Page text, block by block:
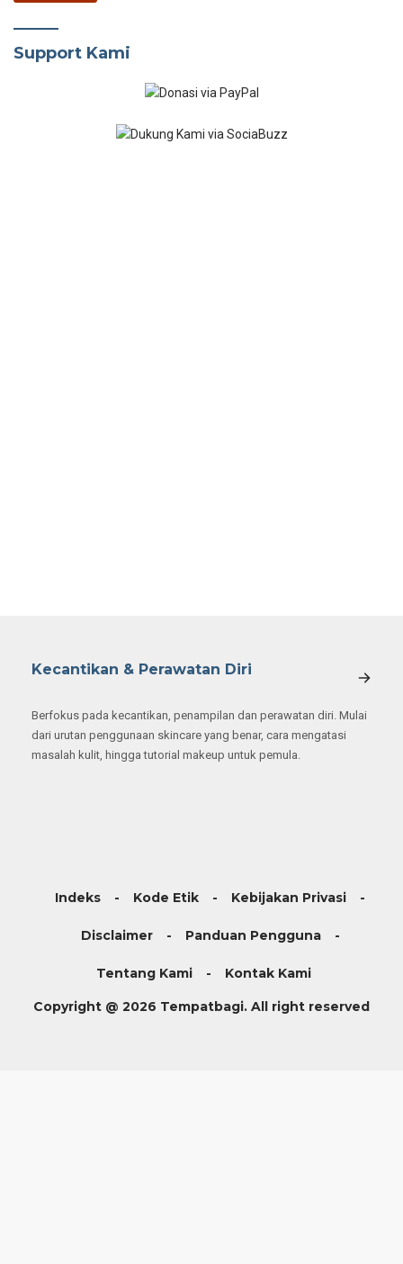
Support Kami
Kecantikan & Perawatan Diri
Berfokus pada kecantikan, penampilan dan perawatan diri. Mulai
dari urutan penggunaan skincare yang benar, cara mengatasi
masalah kulit, hingga tutorial makeup untuk pemula.
Indeks Kode Etik Kebijakan Privasi
Disclaimer Panduan Pengguna
Tentang Kami Kontak Kami
Copyright @ 2026 Tempatbagi. All right reserved